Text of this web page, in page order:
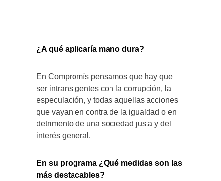
¿A qué aplicaría mano dura?
En Compromís pensamos que hay que
ser intransigentes con la corrupción, la
especulación, y todas aquellas acciones
que vayan en contra de la igualdad o en
detrimento de una sociedad justa y del
interés general.
En su programa ¿Qué medidas son las
más destacables?